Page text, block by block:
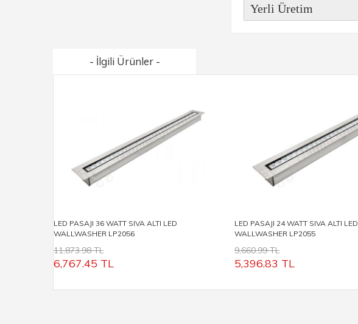
Yerli Üretim
- İlgili Ürünler -
LED PASAJI 36 WATT SIVA ALTI LED
WALLWASHER LP2056
11,873.98 TL
6,767.45 TL
LED PASAJI 24 WATT SIVA ALTI LED
WALLWASHER LP2055
9,660.99 TL
5,396.83 TL